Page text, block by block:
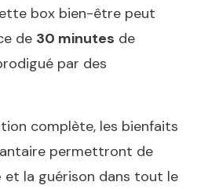
box bien-être peut
de 30 minutes de
par des
complète, les bienfaits
permettront de
et la guérison dans tout le